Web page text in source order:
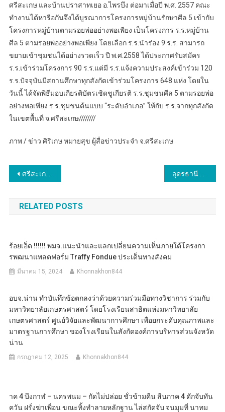
ศรีสะเกษ และบ้านปราสาทเยอ อ.ไพรบึง ต่อมาเมื่อปี พ.ศ. 2557 คณะ
ทำงานได้หารือกันจึงได้บูรณาการโครงการหมู่บ้านรักษาศีล 5 เข้ากับ
โครงการหมู่บ้านตามรอยพ่ออย่างพอเพียง เป็นโครงการ ร.ร.หมู่บ้าน
ศีล 5 ตามรอยพ่ออย่างพอเพียง โดยเลือก ร.ร.นำร่อง 9 ร.ร. สามารถ
ขยายเข้าชุมชนได้อย่างรวดเร็ว ปี พ.ศ.2558 ได้ประกาศรับสมัคร
ร.ร.เข้าร่วมโครงการ 90 ร.ร.แต่มี ร.ร.แจ้งความประสงค์เข้าร่วม 120
ร.ร.ปัจจุบันมีสถานศึกษาทุกสังกัดเข้าร่วมโครงการ 648 แห่ง โดยใน
วันนี้ ได้จัดพิธีมอบเกียรติบัตรเชิดชูเกียรติ ร.ร.ชุมชนศีล 5 ตามรอยพ่อ
อย่างพอเพียง ร.ร.ชุมชนต้นแบบ “ระดับอำเภอ” ให้กับ ร.ร.จากทุกสังกัด
ในเขตพื้นที่ จ.ศรีสะเกษ////////
ภาพ / ข่าว ศิริเกษ หมายสุข ผู้สื่อข่าวประจำ จ.ศรีสะเกษ
แนะแนว
เรื่อง
ศรีสะเกษ นายอำเภอไพรบึงห่วงใยผู้ยากไร้ยากจนกลุ่มเปราะบางครัวเรือนเป้าหมาย ThaiQM และ TPMAP นำสิ่งของอุปโภคบริโภคไปช่วยเหลือ
RELATED POSTS
ร้อยเอ็ด !!!!!! พมจ.แนะนำและแลกเปลี่ยนความเห็นภายใต้โครงกา
รพฒนาแพลตฟอร์ม Traffy Fondue ประเด็นทางสังคม
มีนาคม 15, 2024 Khonnakhon844
อบจ.น่าน ทำบันทึกข้อตกลงว่าด้วยความร่วมมือทางวิชาการ ร่วมกับ
มหาวิทยาลัยเกษตรศาสตร์ โดยโรงเรียนสาธิตแห่งมหาวิทยาลัย
เกษตรศาสตร์ ศูนย์วิจัยและพัฒนาการศึกษา เพื่อยกระดับคุณภาพและ
มาตรฐานการศึกษา ของโรงเรียนในสังกัดองค์การบริหารส่วนจังหวัด
น่าน
กรกฎาคม 12, 2025 Khonnakhon844
าค 4 บึงกาฬ – นครพนม – กัดไม่ปล่อย ชั่วข้ามคืน สืบภาค 4 ดักจับทัน
ควัน ฝรั่งฆ่าเพื่อน ขณะทิ้งทำลายหลักฐาน ไล่สกัดจับ จนมุมที่ นาทม